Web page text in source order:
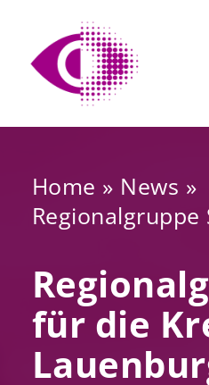
Inhalt
springen
Home » News »
Regionalgruppe
für die